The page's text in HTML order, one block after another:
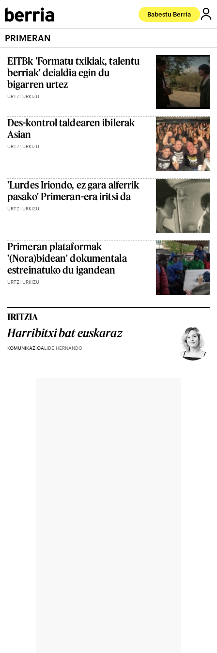
Babestu Berria
PRIMERAN
EITBk 'Formatu txikiak, talentu
berriak' deialdia egin du
bigarren urtez
URTZI URKIZU
Des-kontrol taldearen ibilerak
Asian
URTZI URKIZU
'Lurdes Iriondo, ez gara alferrik
pasako' Primeran-era iritsi da
URTZI URKIZU
Primeran plataformak
'(Nora)bidean' dokumentala
estreinatuko du igandean
URTZI URKIZU
IRITZIA
Harribitxi bat euskaraz
KOMUNIKAZIOALIDE HERNANDO